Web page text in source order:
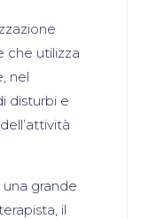
che utilizza
nel
disturbi e
grande
il